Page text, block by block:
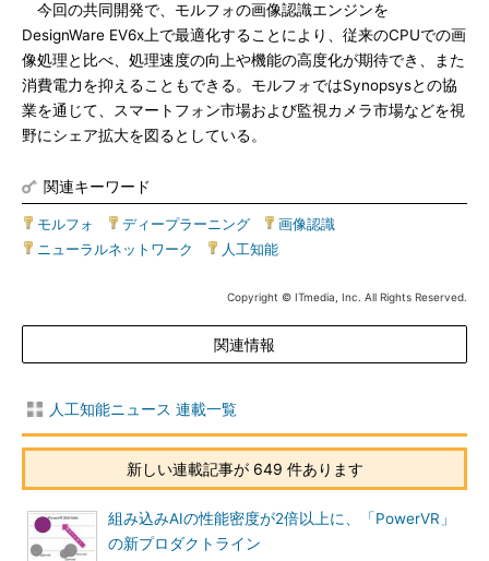
今回の共同開発で、モルフォの画像認識エンジンを
DesignWare EV6x上で最適化することにより、従来のCPUでの画
像処理と比べ、処理速度の向上や機能の高度化が期待でき、また
消費電力を抑えることもできる。モルフォではSynopsysとの協
業を通じて、スマートフォン市場および監視カメラ市場などを視
野にシェア拡大を図るとしている。
関連キーワード
モルフォ ディープラーニング 画像認識
ニューラルネットワーク
人工知能
Copyright © ITmedia, Inc. All Rights Reserved.
関連情報
人工知能ニュース 連載一覧
新しい連載記事が 649 件あります
組み込みAIの性能密度が2倍以上に、「PowerVR」
の新プロダクトライン